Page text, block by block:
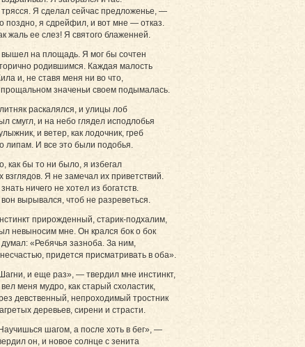
Я сделал сейчас предложенье, —
поздно, я сдрейфил, и вот мне — отказ.
жаль ее слез! Я святого блаженней.
на площадь. Я мог бы сочтен
родившимся. Каждая малость
и, не ставя меня ни во что,
значеньи своем подымалась.
раскалялся, и улицы лоб
смугл, и на небо глядел исподлобья
и ветер, как лодочник, греб
липам. И все это были подобья.
как бы то ни было, я избегал
взглядов. Я не замечал их приветствий.
ничего не хотел из богатств.
вырывался, чтоб не разреветься.
прирожденный, старик-подхалим,
невыносим мне. Он крался бок о бок
«Ребячья зазноба. За ним,
придется присматривать в оба».
и еще раз», — твердил мне инстинкт,
меня мудро, как старый схоластик,
девственный, непроходимый тростник
деревьев, сирени и страсти.
шагом, а после хоть в бег», —
он, и новое солнце с зенита